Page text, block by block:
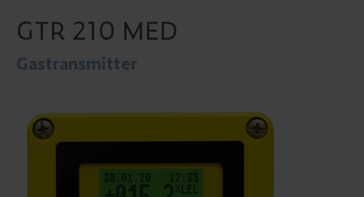
GTR 210 MED
Gastransmitter